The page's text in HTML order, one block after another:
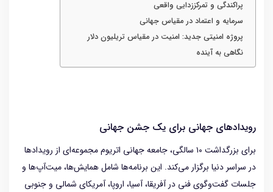
پراکندگی و تمرکززدایی واقعی
سرمایه‌ و اعتماد در مقیاس جهانی
پروژه امنیتی جدید: امنیت در مقیاس تریلیون دلار
نگاهی به آینده
رویدادهای جهانی برای یک جشن جهانی
برای بزرگداشت ۱۰ سالگی، جامعه جهانی اتریوم مجموعه‌ای از رویدادها
در سراسر دنیا برگزار می‌کند. این برنامه‌ها شامل همایش‌ها، میت‌آپ‌ها و
جلسات گفت‌وگوی فنی در آفریقا، آسیا، اروپا، آمریکای شمالی و جنوبی